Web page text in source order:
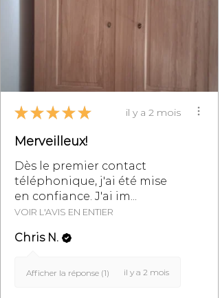
★ ★ ★ ★ ★ il y a 2 mois
Merveilleux!
Dès le premier contact
téléphonique, j'ai été mise
en confiance. J'ai im...
VOIR L'AVIS EN ENTIER
Chris N.
Afficher la réponse (1) il y a 2 mois